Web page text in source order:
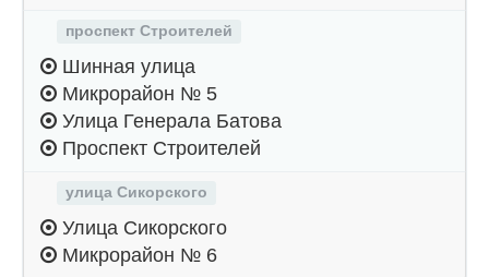
проспект Строителей
Шинная улица
Микрорайон № 5
Улица Генерала Батова
Проспект Строителей
улица Сикорского
Улица Сикорского
Микрорайон № 6